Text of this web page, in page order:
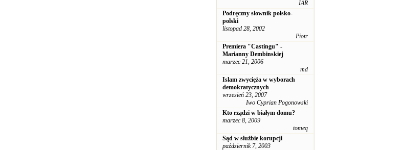
IAR
Podręczny słownik polsko-
polski
listopad 28, 2002
Piotr
Premiera "Castingu" -
Marianny Dembinskiej
marzec 21, 2006
md
Islam zwycięża w wyborach
demokratycznych
wrzesień 23, 2007
Iwo Cyprian Pogonowski
Kto rządzi w białym domu?
marzec 8, 2009
tomeq
Sąd w służbie korupcji
październik 7, 2003